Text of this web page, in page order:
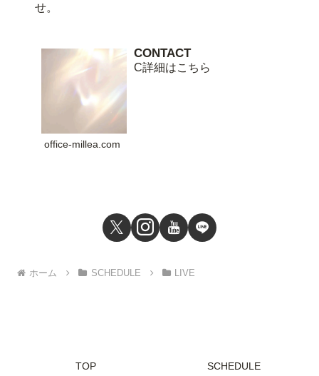
せ。
CONTACT
C詳細はこちら
office-millea.com
ホーム SCHEDULE LIVE
TOP SCHEDULE